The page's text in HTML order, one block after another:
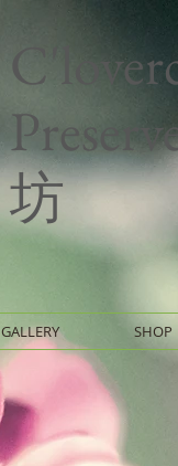
坊
GALLERY SHOP